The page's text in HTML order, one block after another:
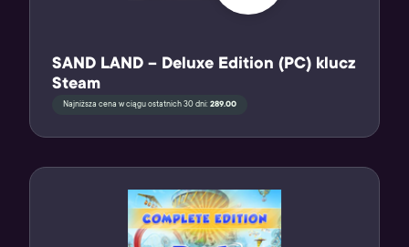
SAND LAND – Deluxe Edition (PC) klucz
Steam
Najniższa cena w ciągu ostatnich 30 dni: 289.00